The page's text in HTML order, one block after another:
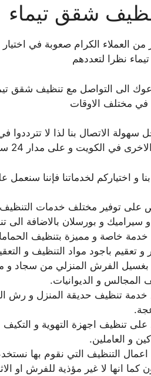
شقق تيماء
من العملاء الكرام صعوبة في
نظرا لتعددهم
في مختلف الاوقات
الاتصال بنا لذا لا تترددوا
الكويت و على مدار 24 ساعة، اتصلوا بنا الآن.
و اختياركم لخدماتنا فإننا سنعمل
على توفير مختلف خدمات التنظيف
سيراميك و بورسلان بالاضافة
خاصة و مميزة بتنظيف
و تعقيم باجود مواد التنظيف و
بغسيل الفرش المنزلي من سجاد و
المجالس و الديوانيات.
خدمة تنظيف حديقة المنزل و رش
تنظيف اجهزة التهوية و التكيف
و العاملين.
التنظيف التي نقوم بها
كما انها لا غير مؤذية للفرش او